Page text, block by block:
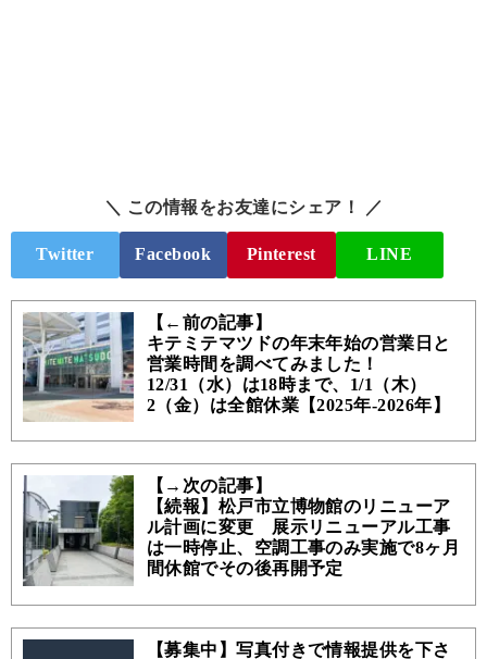
＼ この情報をお友達にシェア！ ／
Twitter Facebook Pinterest LINE
【←前の記事】
キテミテマツドの年末年始の営業日と
営業時間を調べてみました！
12/31（水）は18時まで、1/1（木）
2（金）は全館休業【2025年-2026年】
【→次の記事】
【続報】松戸市立博物館のリニューア
ル計画に変更 展示リニューアル工事
は一時停止、空調工事のみ実施で8ヶ月
間休館でその後再開予定
【募集中】写真付きで情報提供を下さ